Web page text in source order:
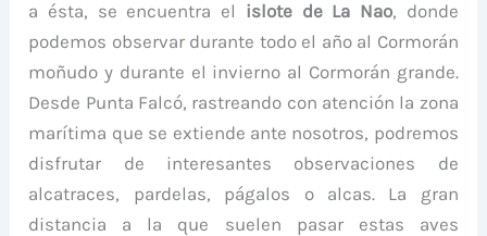
a ésta, se encuentra el islote de La Nao, donde
podemos observar durante todo el año al Cormorán
moñudo y durante el invierno al Cormorán grande.
Desde Punta Falcó, rastreando con atención la zona
marítima que se extiende ante nosotros, podremos
disfrutar de interesantes observaciones de
alcatraces, pardelas, págalos o alcas. La gran
distancia a la que suelen pasar estas aves